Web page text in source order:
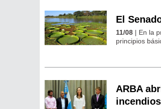
El
11/08 | En la
principios
ARBA
incendios